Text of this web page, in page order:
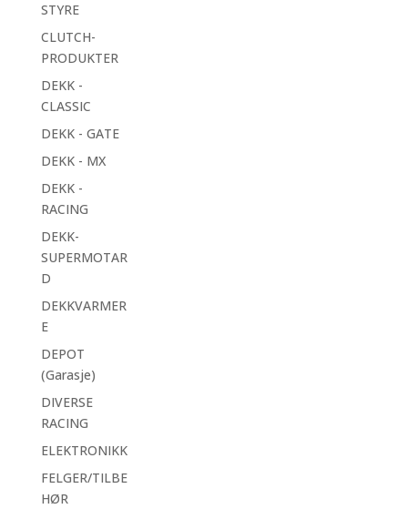
STYRE
CLUTCH-
PRODUKTER
DEKK -
CLASSIC
DEKK - GATE
DEKK - MX
DEKK -
RACING
DEKK-
SUPERMOTAR
D
DEKKVARMER
E
DEPOT
(Garasje)
DIVERSE
RACING
ELEKTRONIKK
FELGER/TILBE
HØR